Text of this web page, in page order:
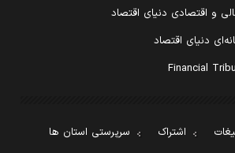
و اقتصادی دنیای اقتصاد
دنیای اقتصاد
اشتراک
سرپرستی استان ها